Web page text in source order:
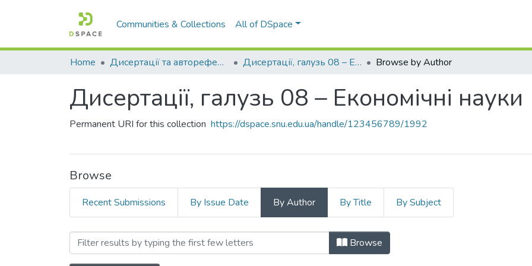
Communities & Collections All of DSpace
Home Дисертації та автореферати дисертацій Дисертації, галузь 08 – Економічні науки Browse by Author
Дисертації, галузь 08 – Економічні науки
Permanent URI for this collection https://dspace.snu.edu.ua/handle/123456789/1992
Browse
Recent Submissions By Issue Date By Author By Title By Subject
Browsing Дисертації, галузь 08 – Економічні науки by
Browse